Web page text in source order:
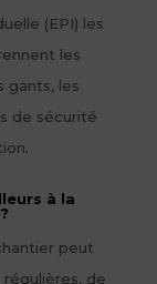
(EPI) les
les
gants, les
de sécurité
à la
peut
de